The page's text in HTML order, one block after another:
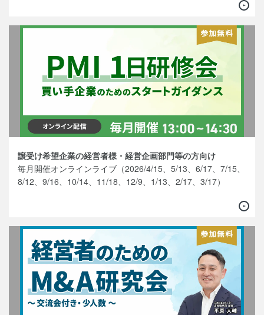
譲受け希望企業の経営者様・経営企画部門等の方向け
毎月開催オンラインライブ（2026/4/15、5/13、6/17、7/15、
8/12、9/16、10/14、11/18、12/9、1/13、2/17、3/17）